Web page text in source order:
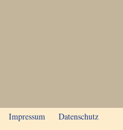
Impressum Datenschutz